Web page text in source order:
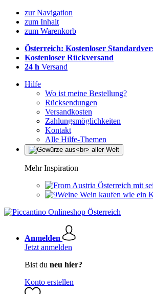
zur Navigation
zum Inhalt
zum Warenkorb
Österreich: Kostenloser
Kostenloser Rückversand
24 h Versand
Hilfe
Wo ist meine Bestellung?
Rücksendungen
Versandkosten
Zahlungsmöglichkeiten
Kontakt
Alle Hilfe-Themen
Mehr Inspiration
Österreich mit
Wein kaufen wie ein
Anmelden
Jetzt anmelden
Bist du neu hier?
Konto erstellen